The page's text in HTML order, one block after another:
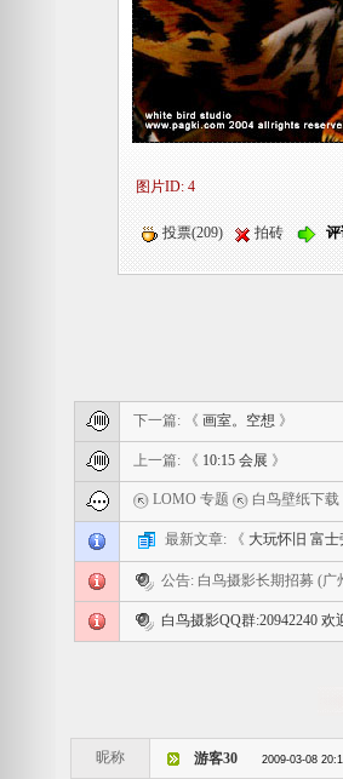
图片ID: 4
投票(209) 拍砖 评
下一篇: 《 画室。空想 》
上一篇: 《 10:15 会展 》
LOMO 专题 白鸟壁纸下载
最新文章: 《 大玩怀旧 富
公告: 白鸟摄影长期招募 (
白鸟摄影QQ群:20942240
昵称 游客30 2009-03-08